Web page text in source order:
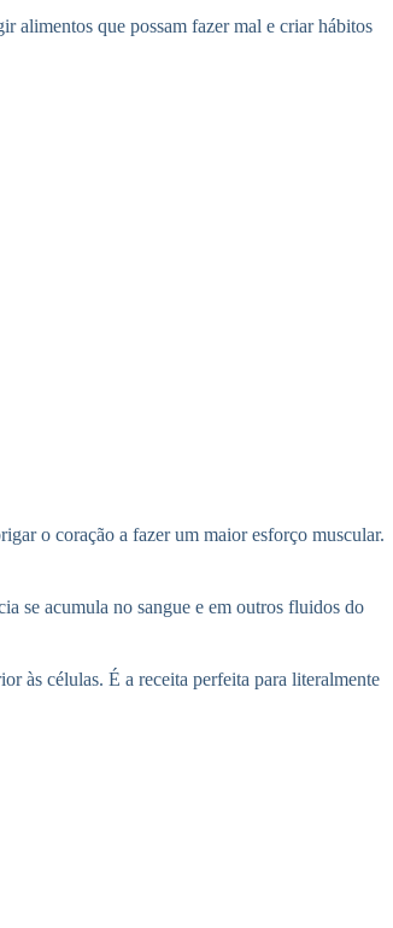
alimentos que possam fazer mal e criar hábitos
o coração a fazer um maior esforço muscular.
se acumula no sangue e em outros fluidos do
às células. É a receita perfeita para literalmente